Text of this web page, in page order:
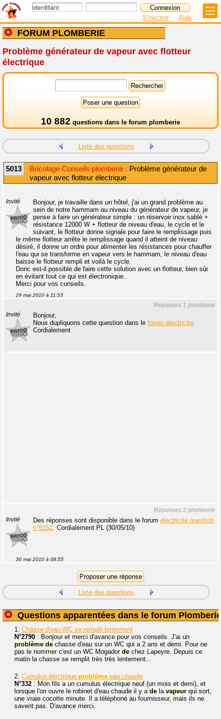
FORUM PLOMBERIE
S'inscrire Aide
Problème générateur de vapeur avec flotteur
électrique
10 882 questions dans le forum plomberie
Liste des questions
5013 Bricolage Conseils plomberie : Problème générateur de
vapeur avec flotteur électrique
Invité
Bonjour, je travaille dans un hôtel, j'ai un grand problème au
sein de notre hammam au niveau du générateur de vapeur, je
pense à faire un générateur simple : un réservoir inox sablé +
résistance 12000 W + flotteur de niveau d'eau, le cycle et le
suivant, le flotteur donne signale pour faire le remplissage puis
le même flotteur arrête le remplissage quand il atteint de niveau
désiré, il donne un ordre pour alimenter les résistances pour chauffer
l'eau qui se transforme en vapeur vers le hammam, le niveau d'eau
baisse le flotteur rempli et voilà le cycle.
Donc est-il possible de faire cette solution avec un flotteur, bien sûr
en évitant tout ce qui est électronique.
Merci pour vos conseils.
29 mai 2010 à 11:53
Réponses 1 plomberie
Invité
Bonjour,
Nous dupliquons cette question dans le forum electricite.
Cordialement
Réponses 2 plomberie
Invité Des réponses sont disponible dans le forum électricité question
n°8152. Cordialement PL (30/05/10)
30 mai 2010 à 08:55
Liste des questions
Questions apparentées dans le forum Plomberie
1. Chasse d'eau WC se remplit lentement
N°2790 : Bonjour et merci d'avance pour vos conseils. J'ai un
problème de chasse d'eau sur un WC qui a 2 ans et demi. Pour ne
pas le nommer c'est un WC Mogador de chez Lapeyre. Depuis ce
matin la chasse se remplit très très lentement...
2. Cumulus électrique problème eau chaude
N°332 : Mon fils a un cumulus électrique neuf (un mois et demi), et
lorsque l'on ouvre le robinet d'eau chaude il y a de la vapeur qui sort,
une vraie cocotte minute. Il a téléphoné au fournisseur, mais ils ne
savent pas. D'avance merci.